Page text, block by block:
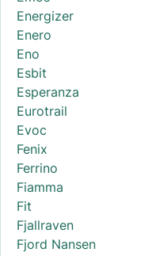
Energizer
Enero
Eno
Esbit
Esperanza
Eurotrail
Evoc
Fenix
Ferrino
Fiamma
Fit
Fjallraven
Fjord Nansen